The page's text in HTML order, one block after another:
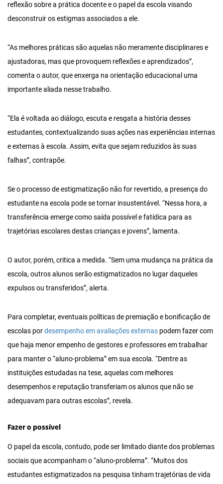
reflexão sobre a prática docente e o papel da escola visando
desconstruir os estigmas associados a ele.
“As melhores práticas são aquelas não meramente disciplinares e
ajustadoras, mas que provoquem reflexões e aprendizados”,
comenta o autor, que enxerga na orientação educacional uma
importante aliada nesse trabalho.
“Ela é voltada ao diálogo, escuta e resgata a história desses
estudantes, contextualizando suas ações nas experiências internas
e externas à escola. Assim, evita que sejam reduzidos às suas
falhas”, contrapõe.
Se o processo de estigmatização não for revertido, a presença do
estudante na escola pode se tornar insustentável. “Nessa hora, a
transferência emerge como saída possível e fatídica para as
trajetórias escolares destas crianças e jovens”, lamenta.
O autor, porém, critica a medida. “Sem uma mudança na prática da
escola, outros alunos serão estigmatizados no lugar daqueles
expulsos ou transferidos”, alerta.
Para completar, eventuais políticas de premiação e bonificação de
escolas pordesempenho em avaliações externas podem fazer com
que haja menor empenho de gestores e professores em trabalhar
para manter o “aluno-problema” em sua escola. “Dentre as
instituições estudadas na tese, aquelas com melhores
desempenhos e reputação transferiam os alunos que não se
adequavam para outras escolas”, revela.
Fazer o possível
O papel da escola, contudo, pode ser limitado diante dos problemas
sociais que acompanham o “aluno-problema”. “Muitos dos
estudantes estigmatizados na pesquisa tinham trajetórias de vida